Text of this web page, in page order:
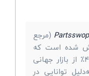
Partsswop (مرجع
شده است که
فن‌های محوری صنعتی حدود ۴۰٪ از بازار جهانی
توانایی در